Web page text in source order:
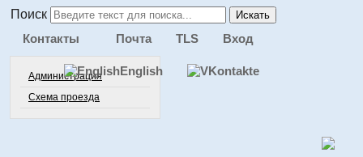
Поиск Искать
Контакты
Администрация
Схема проезда
Почта TLS Вход
English